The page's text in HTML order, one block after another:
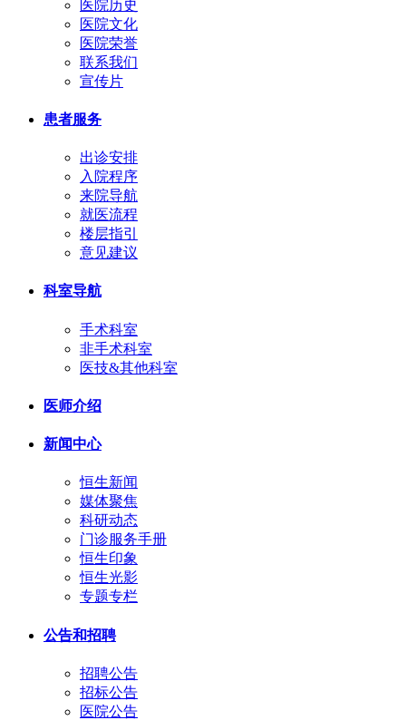
医院历史
医院文化
医院荣誉
联系我们
宣传片
患者服务
出诊安排
入院程序
来院导航
就医流程
楼层指引
意见建议
科室导航
手术科室
非手术科室
医技&其他科室
医师介绍
新闻中心
恒生新闻
媒体聚焦
科研动态
门诊服务手册
恒生印象
恒生光影
专题专栏
公告和招聘
招聘公告
招标公告
医院公告